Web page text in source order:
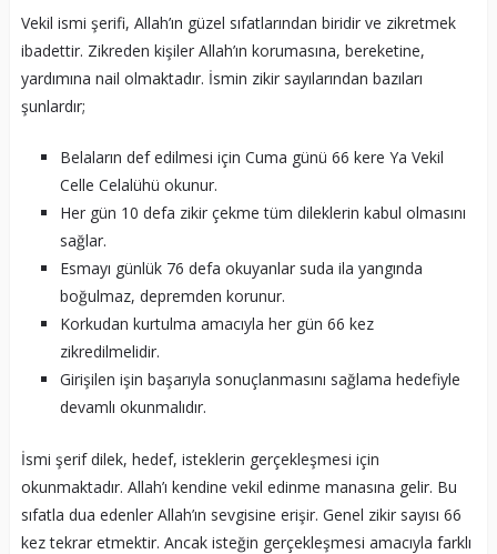
Vekil ismi şerifi, Allah’ın güzel sıfatlarından biridir ve zikretmek
ibadettir. Zikreden kişiler Allah’ın korumasına, bereketine,
yardımına nail olmaktadır. İsmin zikir sayılarından bazıları
şunlardır;
Belaların def edilmesi için Cuma günü 66 kere Ya Vekil
Celle Celalühü okunur.
Her gün 10 defa zikir çekme tüm dileklerin kabul olmasını
sağlar.
Esmayı günlük 76 defa okuyanlar suda ila yangında
boğulmaz, depremden korunur.
Korkudan kurtulma amacıyla her gün 66 kez
zikredilmelidir.
Girişilen işin başarıyla sonuçlanmasını sağlama hedefiyle
devamlı okunmalıdır.
İsmi şerif dilek, hedef, isteklerin gerçekleşmesi için
okunmaktadır. Allah’ı kendine vekil edinme manasına gelir. Bu
sıfatla dua edenler Allah’ın sevgisine erişir. Genel zikir sayısı 66
kez tekrar etmektir. Ancak isteğin gerçekleşmesi amacıyla farklı